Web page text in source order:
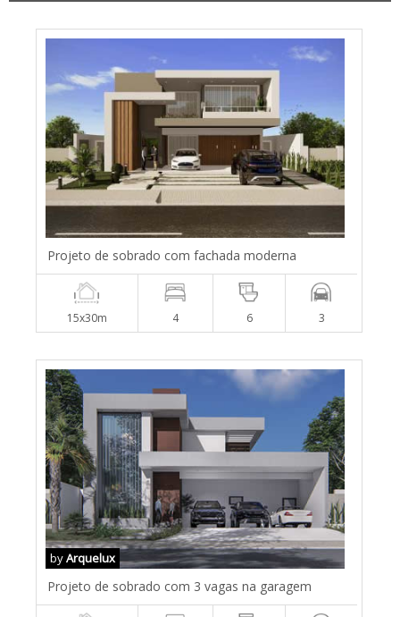
Projeto de sobrado com fachada moderna
15x30m 4 6 3
byArquelux
Projeto de sobrado com 3 vagas na garagem